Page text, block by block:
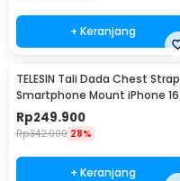
+ Keranjang
TELESIN Tali Dada Chest Strap
Smartphone Mount iPhone 16
Pro - P2-CGP-01
Rp249.900
Rp342.900 28%
+ Keranjang